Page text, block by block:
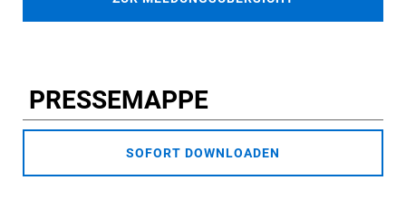
PRESSEMAPPE
SOFORT DOWNLOADEN